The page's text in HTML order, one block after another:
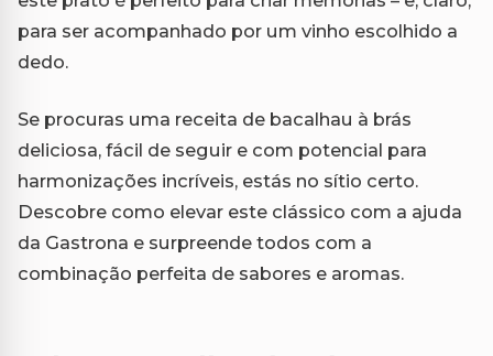
para ser acompanhado por um vinho escolhido a
dedo.
Se procuras uma receita de bacalhau à brás
deliciosa, fácil de seguir e com potencial para
harmonizações incríveis, estás no sítio certo.
Descobre como elevar este clássico com a ajuda
da Gastrona e surpreende todos com a
combinação perfeita de sabores e aromas.